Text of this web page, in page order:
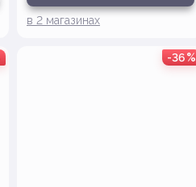
в 2 магазинах
-36%